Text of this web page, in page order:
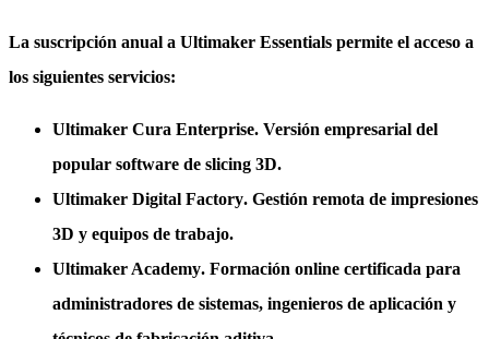
La suscripción anual a Ultimaker Essentials permite el acceso a
los siguientes servicios:
Ultimaker Cura Enterprise. Versión empresarial del
popular software de slicing 3D.
Ultimaker Digital Factory. Gestión remota de impresiones
3D y equipos de trabajo.
Ultimaker Academy. Formación online certificada para
administradores de sistemas, ingenieros de aplicación y